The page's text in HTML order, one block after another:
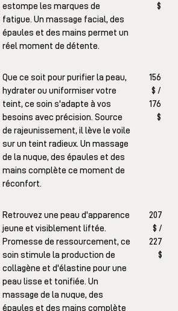
estompe les marques de
fatigue. Un massage facial, des
épaules et des mains permet un
réel moment de détente.
$
Que ce soit pour purifier la peau,
hydrater ou uniformiser votre
teint, ce soin s'adapte à vos
besoins avec précision. Source
de rajeunissement, il lève le voile
sur un teint radieux. Un massage
de la nuque, des épaules et des
mains complète ce moment de
réconfort.
156
$ /
176
$
Retrouvez une peau d'apparence
jeune et visiblement liftée.
Promesse de ressourcement, ce
soin stimule la production de
collagène et d'élastine pour une
peau lisse et tonifiée. Un
massage de la nuque, des
épaules et des mains complète
207
$ /
227
$